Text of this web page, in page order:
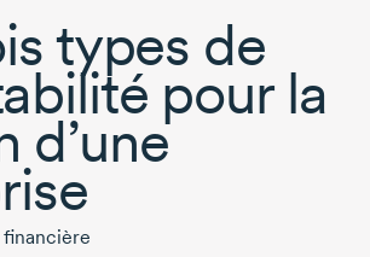
types de
pour la
d’une